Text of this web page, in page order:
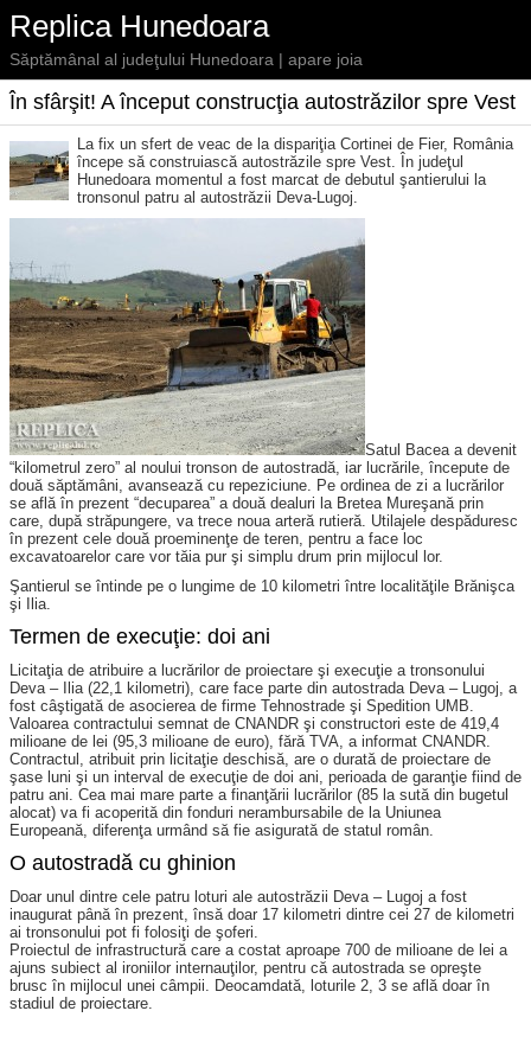
Replica Hunedoara
Săptămânal al judeţului Hunedoara | apare joia
În sfârşit! A început construcţia autostrăzilor spre Vest
La fix un sfert de veac de la dispariţia Cortinei de Fier, România
începe să construiască autostrăzile spre Vest. În judeţul
Hunedoara momentul a fost marcat de debutul şantierului la
tronsonul patru al autostrăzii Deva-Lugoj.
Satul Bacea a devenit
“kilometrul zero” al noului tronson de autostradă, iar lucrările, începute de
două săptămâni, avansează cu repeziciune. Pe ordinea de zi a lucrărilor
se află în prezent “decuparea” a două dealuri la Bretea Mureşană prin
care, după străpungere, va trece noua arteră rutieră. Utilajele despăduresc
în prezent cele două proeminenţe de teren, pentru a face loc
excavatoarelor care vor tăia pur şi simplu drum prin mijlocul lor.
Şantierul se întinde pe o lungime de 10 kilometri între localităţile Brănişca
şi Ilia.
Termen de execuţie: doi ani
Licitaţia de atribuire a lucrărilor de proiectare şi execuţie a tronsonului
Deva – Ilia (22,1 kilometri), care face parte din autostrada Deva – Lugoj, a
fost câştigată de asocierea de firme Tehnostrade şi Spedition UMB.
Valoarea contractului semnat de CNANDR şi constructori este de 419,4
milioane de lei (95,3 milioane de euro), fără TVA, a informat CNANDR.
Contractul, atribuit prin licitaţie deschisă, are o durată de proiectare de
şase luni şi un interval de execuţie de doi ani, perioada de garanţie fiind de
patru ani. Cea mai mare parte a finanţării lucrărilor (85 la sută din bugetul
alocat) va fi acoperită din fonduri nerambursabile de la Uniunea
Europeană, diferenţa urmând să fie asigurată de statul român.
O autostradă cu ghinion
Doar unul dintre cele patru loturi ale autostrăzii Deva – Lugoj a fost
inaugurat până în prezent, însă doar 17 kilometri dintre cei 27 de kilometri
ai tronsonului pot fi folosiţi de şoferi.
Proiectul de infrastructură care a costat aproape 700 de milioane de lei a
ajuns subiect al ironiilor internauţilor, pentru că autostrada se opreşte
brusc în mijlocul unei câmpii. Deocamdată, loturile 2, 3 se află doar în
stadiul de proiectare.